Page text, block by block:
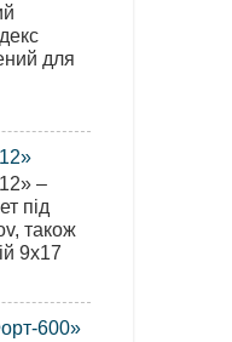
для
–
під
також
9х17
600»